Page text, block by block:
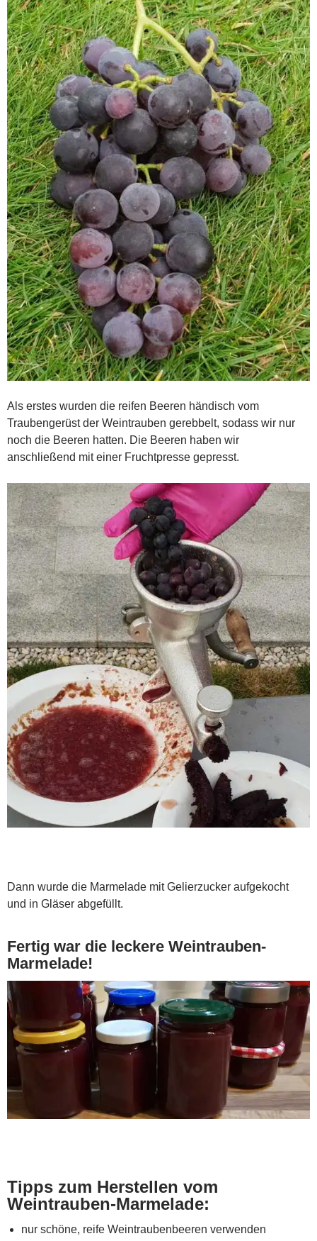
Als erstes wurden die reifen Beeren händisch vom
Traubengerüst der Weintrauben gerebbelt, sodass wir nur
noch die Beeren hatten. Die Beeren haben wir
anschließend mit einer Fruchtpresse gepresst.
Dann wurde die Marmelade mit Gelierzucker aufgekocht
und in Gläser abgefüllt.
Fertig war die leckere Weintrauben-
Marmelade!
Tipps zum Herstellen vom
Weintrauben-Marmelade:
nur schöne, reife Weintraubenbeeren verwenden